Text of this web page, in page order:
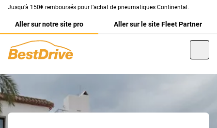
Jusqu’à 150€ remboursés pour l’achat de pneumatiques Continental.
Aller sur notre site pro Aller sur le site Fleet Partner